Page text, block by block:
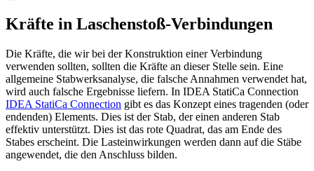
Kräfte in Laschenstoß-Verbindungen
Die Kräfte, die wir bei der Konstruktion einer Verbindung
verwenden sollten, sollten die Kräfte an dieser Stelle sein. Eine
allgemeine Stabwerksanalyse, die falsche Annahmen verwendet hat,
wird auch falsche Ergebnisse liefern. In IDEA StatiCa Connection
IDEA StatiCa Connection gibt es das Konzept eines tragenden (oder
endenden) Elements. Dies ist der Stab, der einen anderen Stab
effektiv unterstützt. Dies ist das rote Quadrat, das am Ende des
Stabes erscheint. Die Lasteinwirkungen werden dann auf die Stäbe
angewendet, die den Anschluss bilden.